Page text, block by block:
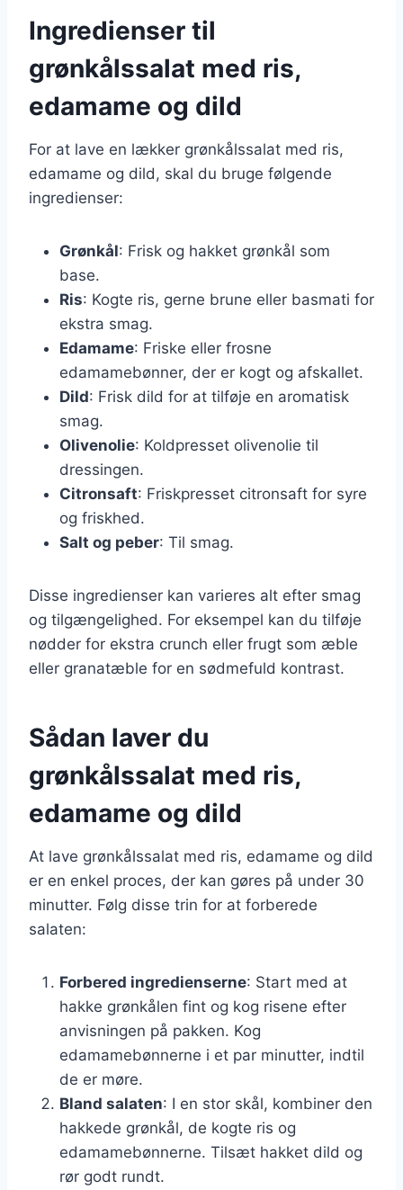
Ingredienser til
grønkålssalat med ris,
edamame og dild
For at lave en lækker grønkålssalat med ris,
edamame og dild, skal du bruge følgende
ingredienser:
Grønkål: Frisk og hakket grønkål som
base.
Ris: Kogte ris, gerne brune eller basmati for
ekstra smag.
Edamame: Friske eller frosne
edamamebønner, der er kogt og afskallet.
Dild: Frisk dild for at tilføje en aromatisk
smag.
Olivenolie: Koldpresset olivenolie til
dressingen.
Citronsaft: Friskpresset citronsaft for syre
og friskhed.
Salt og peber: Til smag.
Disse ingredienser kan varieres alt efter smag
og tilgængelighed. For eksempel kan du tilføje
nødder for ekstra crunch eller frugt som æble
eller granatæble for en sødmefuld kontrast.
Sådan laver du
grønkålssalat med ris,
edamame og dild
At lave grønkålssalat med ris, edamame og dild
er en enkel proces, der kan gøres på under 30
minutter. Følg disse trin for at forberede
salaten:
Forbered ingredienserne: Start med at
hakke grønkålen fint og kog risene efter
anvisningen på pakken. Kog
edamamebønnerne i et par minutter, indtil
de er møre.
Bland salaten: I en stor skål, kombiner den
hakkede grønkål, de kogte ris og
edamamebønnerne. Tilsæt hakket dild og
rør godt rundt.